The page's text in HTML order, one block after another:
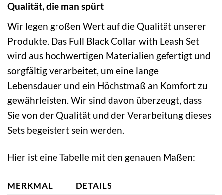
Qualität, die man spürt
Wir legen großen Wert auf die Qualität unserer
Produkte. Das Full Black Collar with Leash Set
wird aus hochwertigen Materialien gefertigt und
sorgfältig verarbeitet, um eine lange
Lebensdauer und ein Höchstmaß an Komfort zu
gewährleisten. Wir sind davon überzeugt, dass
Sie von der Qualität und der Verarbeitung dieses
Sets begeistert sein werden.
Hier ist eine Tabelle mit den genauen Maßen:
MERKMAL
DETAILS